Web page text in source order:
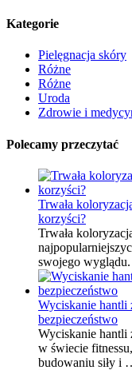
Kategorie
Pielęgnacja skóry
Różne
Różne
Uroda
Zdrowie i
Polecamy przeczytać
Trwała
korzyści?
Trwała
swojego
Wyciskanie hantli
bezpieczeństwo
Wyciskanie hantli
w świecie
budowaniu siły i